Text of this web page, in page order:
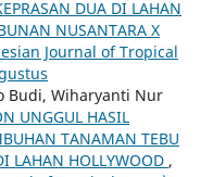
DUA DI LAHAN
NUSANTARA X
Journal of Tropical
Budi, Wiharyanti Nur
UNGGUL HASIL
TANAMAN TEBU
HOLLYWOOD ,